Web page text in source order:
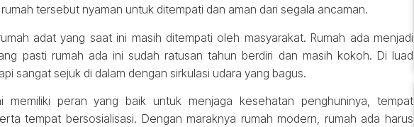
tersebut nyaman untuk ditempati dan aman dari segala ancaman.
adat yang saat ini masih ditempati oleh masyarakat. Rumah ada menjadi
pasti rumah ada ini sudah ratusan tahun berdiri dan masih kokoh. Di luad
sangat sejuk di dalam dengan sirkulasi udara yang bagus.
memiliki peran yang baik untuk menjaga kesehatan penghuninya, tempat
tempat bersosialisasi. Dengan maraknya rumah modern, rumah ada harus